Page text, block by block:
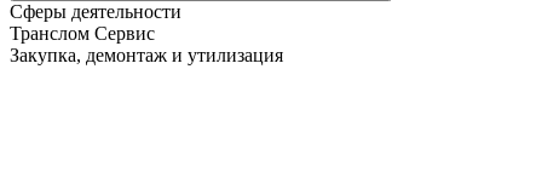
Сферы деятельности
Транслом Сервис
Закупка, демонтаж и утилизация